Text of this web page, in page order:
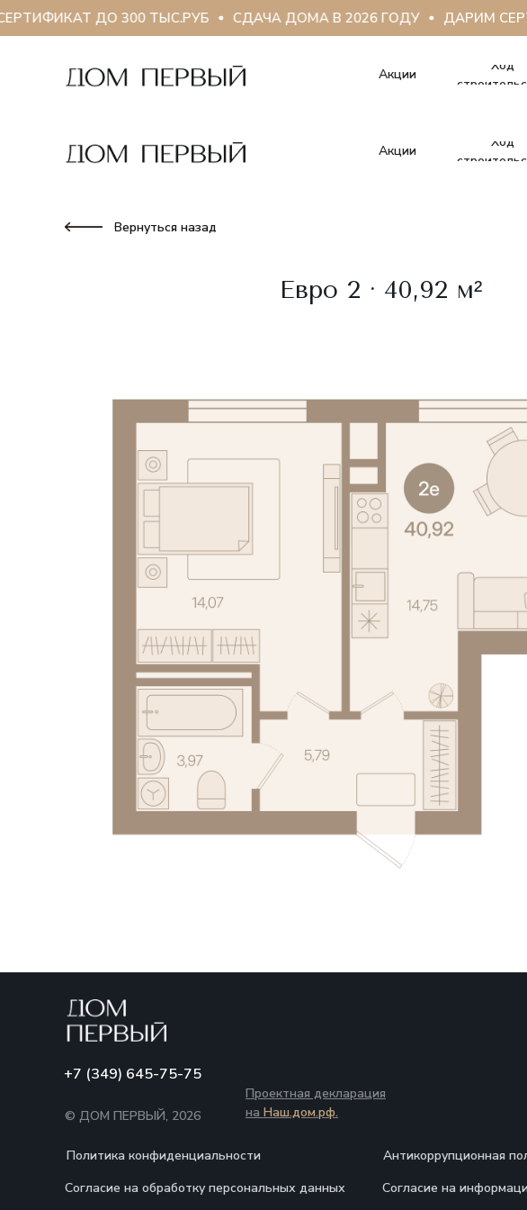
ДО 300 ТЫС.РУБ СДАЧА ДОМА В 2026 ГОДУ ДАРИМ
Акции
Ход
Акции
Ход
Вернуться назад
Евро 2 · 40,92 м²
+7 (349) 645-75-75
Политика конфиденциальности
Антикоррупционная
Согласие на
Согласие на обработку персональных данных
© ДОМ ПЕРВЫЙ, 2026
Проектная декларация
на Наш.дом.рф.